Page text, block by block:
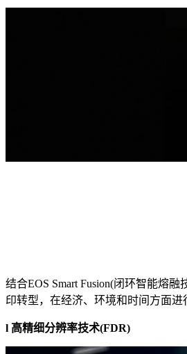
结合EOS Smart Fusion(闭环智能熔
印转型，在经济、环境和时间方面进
l 高精细分辨率技术(FDR)